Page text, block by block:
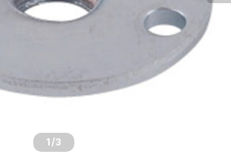
1 /3